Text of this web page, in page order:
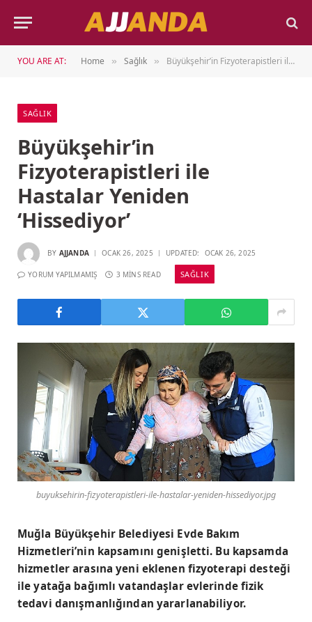
YOU ARE AT: Home » Sağlık » Büyükşehir’in Fizyoterapistleri ile Hastalar Yeniden ‘Hissediyor’
SAĞLIK
Büyükşehir’in
Fizyoterapistleri ile
Hastalar Yeniden
‘Hissediyor’
BY AJJANDA OCAK 26, 2025 UPDATED: OCAK 26, 2025
YORUM YAPILMAMIŞ 3 MINS READ SAĞLIK
buyuksehirin-fizyoterapistleri-ile-hastalar-yeniden-hissediyor.jpg
Muğla Büyükşehir Belediyesi Evde Bakım
Hizmetleri’nin kapsamını genişletti. Bu kapsamda
hizmetler arasına yeni eklenen fizyoterapi desteği
ile yatağa bağımlı vatandaşlar evlerinde fizik
tedavi danışmanlığından yararlanabiliyor.